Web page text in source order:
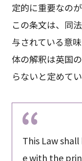
定的に重要なの
この条文は、同
与されている意
体の解釈は英国
らないと定めてい
This Law
e with the